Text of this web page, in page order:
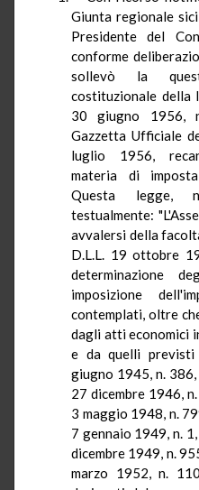
Giunta regionale
Presidente del
conforme
sollevò la
costituzionale della
30 giugno 1956,
Gazzetta Ufficiale
luglio 1956,
materia di
Questa legge,
testualmente:
avvalersi della
D.L.L. 19 ottobre
determinazione
imposizione
contemplati, oltre
dagli atti economici
e da quelli
giugno 1945, n. 386,
27 dicembre 1946,
3 maggio 1948, n.
7 gennaio 1949, n.
dicembre 1949, n.
marzo 1952, n.